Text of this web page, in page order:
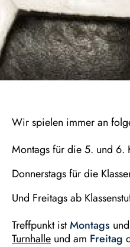
Wir spielen immer an
Montags für die 5. und 6.
Donnerstags für die
Und Freitags ab
Treffpunkt istMontags und
Turnhalle und am Freitag